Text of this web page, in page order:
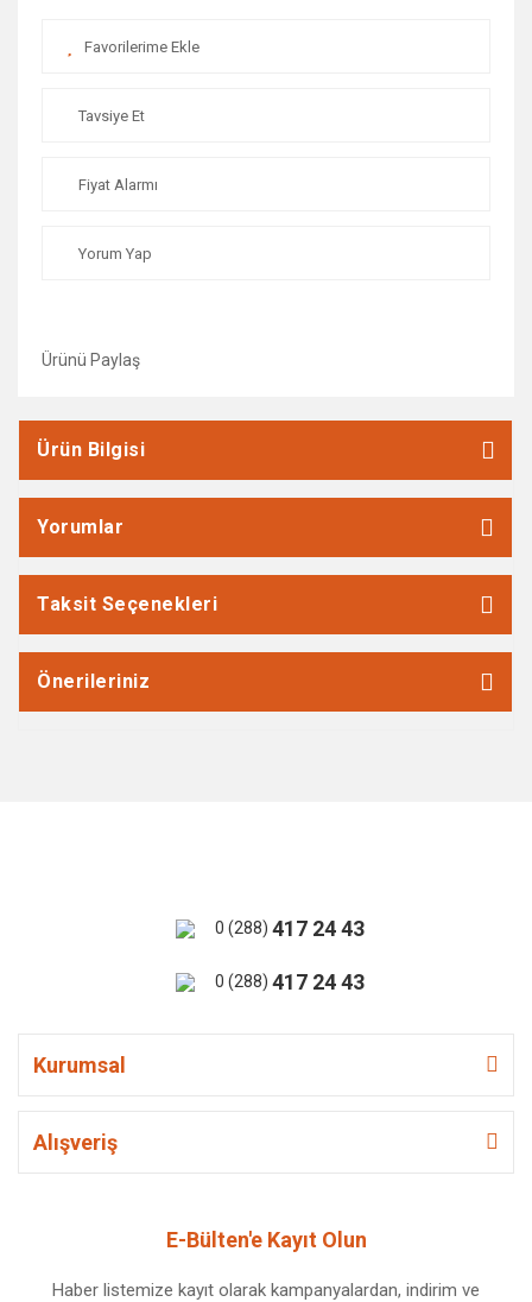
Tavsiye Et
Fiyat Alarmı
Yorum Yap
Ürünü Paylaş
Ürün Bilgisi
Yorumlar
Taksit Seçenekleri
Önerileriniz
0 (288) 417 24 43
0 (288) 417 24 43
Kurumsal
Alışveriş
E-Bülten'e Kayıt Olun
Haber listemize kayıt olarak kampanyalardan, indirim ve